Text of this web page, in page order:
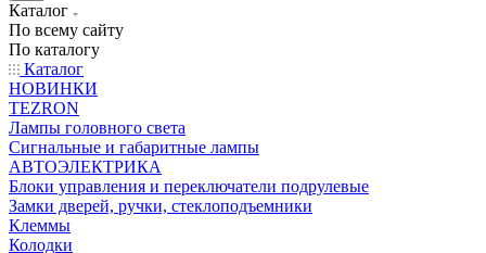
Каталог
По всему сайту
По каталогу
Каталог
НОВИНКИ
TEZRON
Лампы головного света
Сигнальные и габаритные лампы
АВТОЭЛЕКТРИКА
Блоки управления и переключатели подрулевые
Замки дверей, ручки, стеклоподъемники
Клеммы
Колодки